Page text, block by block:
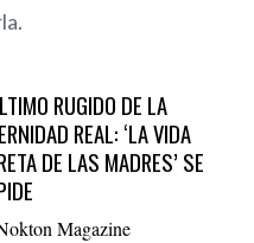
RUGIDO DE LA
REAL: ‘LA VIDA
DE LAS MADRES’ SE
Magazine